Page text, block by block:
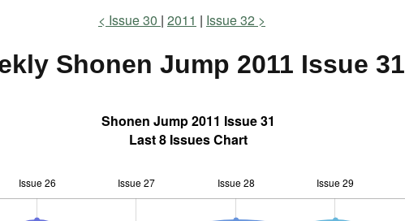
Issue 30 2011 Issue 32
Shonen Jump 2011 Issue 31
Shonen Jump 2011 Issue 31
Last 8 Issues Chart
Issue 26 Issue 27 Issue 28 Issue 29